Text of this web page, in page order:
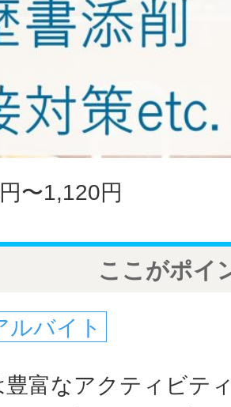
〜1,120円
ここがポイ
ルバイト
富なアクティビテ